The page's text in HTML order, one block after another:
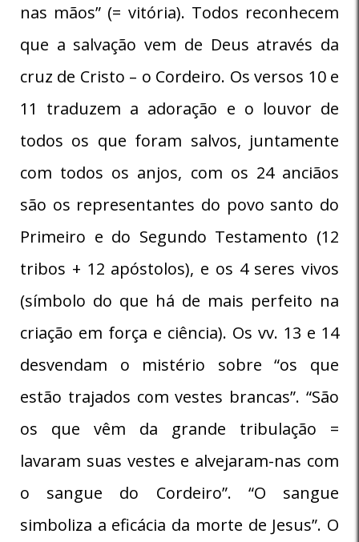
nas mãos” (= vitória). Todos reconhecem
que a salvação vem de Deus através da
cruz de Cristo – o Cordeiro. Os versos 10 e
11 traduzem a adoração e o louvor de
todos os que foram salvos, juntamente
com todos os anjos, com os 24 anciãos
são os representantes do povo santo do
Primeiro e do Segundo Testamento (12
tribos + 12 apóstolos), e os 4 seres vivos
(símbolo do que há de mais perfeito na
criação em força e ciência). Os vv. 13 e 14
desvendam o mistério sobre “os que
estão trajados com vestes brancas”. “São
os que vêm da grande tribulação =
lavaram suas vestes e alvejaram-nas com
o sangue do Cordeiro”. “O sangue
simboliza a eficácia da morte de Jesus”. O